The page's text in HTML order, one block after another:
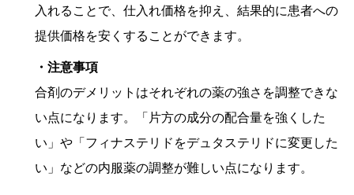
入れることで、仕入れ価格を抑え、結果的に患者への
提供価格を安くすることができます。
・注意事項
合剤のデメリットはそれぞれの薬の強さを調整できな
い点になります。「片方の成分の配合量を強くした
い」や「フィナステリドをデュタステリドに変更した
い」などの内服薬の調整が難しい点になります。